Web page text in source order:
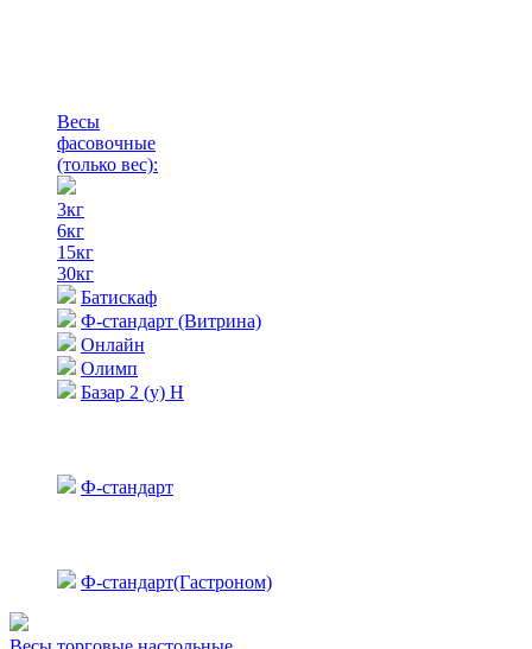
Весы
фасовочные
(только вес):
3кг
6кг
15кг
30кг
Батискаф
Ф-стандарт (Витрина)
Онлайн
Олимп
Базар 2 (у) Н
Ф-стандарт
Ф-стандарт(Гастроном)